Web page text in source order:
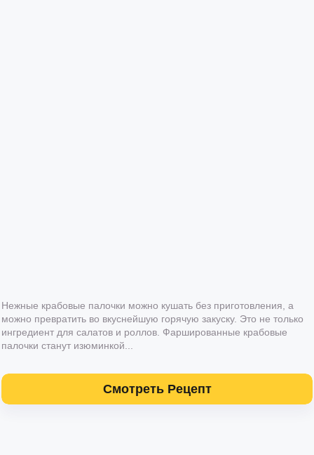
Нежные крабовые палочки можно кушать без приготовления, а
можно превратить во вкуснейшую горячую закуску. Это не только
ингредиент для салатов и роллов. Фаршированные крабовые
палочки станут изюминкой...
Смотреть Рецепт